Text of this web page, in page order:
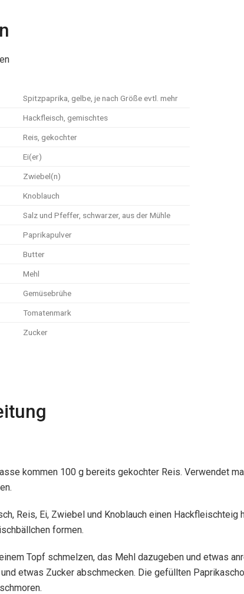
Spitzpaprika, gelbe, je nach Größe evtl. mehr
Hackfleisch, gemischtes
Reis, gekochter
Ei(er)
Zwiebel(n)
Knoblauch
Salz und Pfeffer, schwarzer, aus der Mühle
Paprikapulver
Butter
Mehl
Gemüsebrühe
Tomatenmark
Zucker
kommen 100 g bereits gekochter Reis. Verwendet
Reis, Ei, Zwiebel und Knoblauch einen
formen.
Topf schmelzen, das Mehl dazugeben und etwas
etwas Zucker abschmecken. Die gefüllten